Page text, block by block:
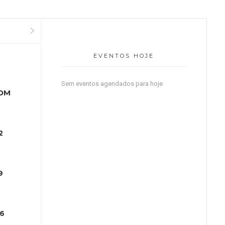
EVENTOS HOJE
Sem eventos agendados para hoje